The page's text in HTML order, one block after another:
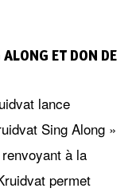
ET DON DE
lance
Sing Along »
à la
permet